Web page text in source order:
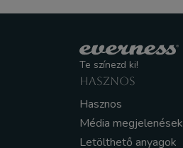
Te színezd ki!
HASZNOS
Hasznos
Média megjelenések
Letölthető anyagok